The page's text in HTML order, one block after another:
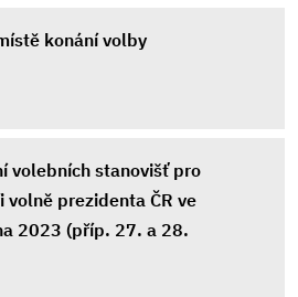
konání volby
volebních stanovišť pro
prezidenta ČR ve
2023 (příp. 27. a 28.